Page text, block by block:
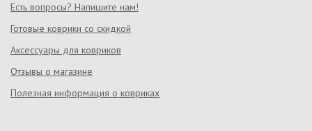
Есть вопросы? Напишите нам!
Готовые коврики со скидкой
Аксессуары для ковриков
Отзывы о магазине
Полезная информация о ковриках